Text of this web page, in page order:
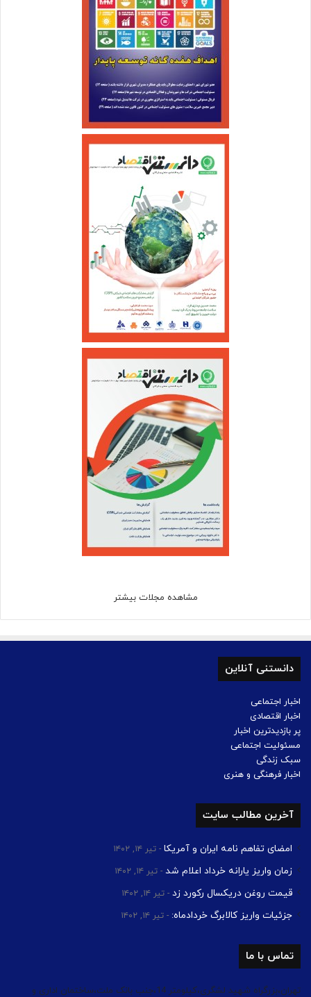
مشاهده مجلات بیشتر
دانستنی آنلاین
اخبار اجتماعی
اخبار اقتصادی
پر بازدیدترین اخبار
مسئولیت اجتماعی
سبک زندگی
اخبار فرهنگی و هنری
آخرین مطالب سایت
امضای تفاهم نامه ایران و آمریکا تیر ۱۴, ۱۴۰۲
زمان واریز یارانه خرداد اعلام شد تیر ۱۴, ۱۴۰۲
قیمت روغن دریکسال رکورد زد تیر ۱۴, ۱۴۰۲
جزئیات واریز کالابرگ خردادماه: تیر ۱۴, ۱۴۰۲
تماس با ما
تهران،بزرگراه شهید لشگری،کیلومتر 14،جنب بانک ملت،ساختمان اداری و